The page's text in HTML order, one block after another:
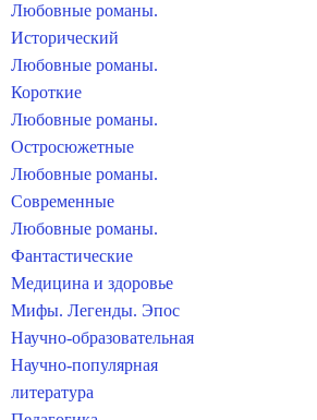
Любовные романы.
Исторический
Любовные романы.
Короткие
Любовные романы.
Остросюжетные
Любовные романы.
Современные
Любовные романы.
Фантастические
Медицина и здоровье
Мифы. Легенды. Эпос
Научно-образовательная
Научно-популярная
литература